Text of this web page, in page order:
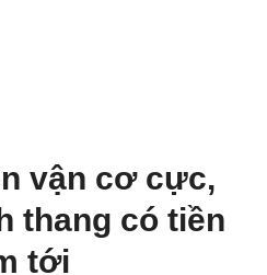
vận cơ cực,
thang có tiền
tới